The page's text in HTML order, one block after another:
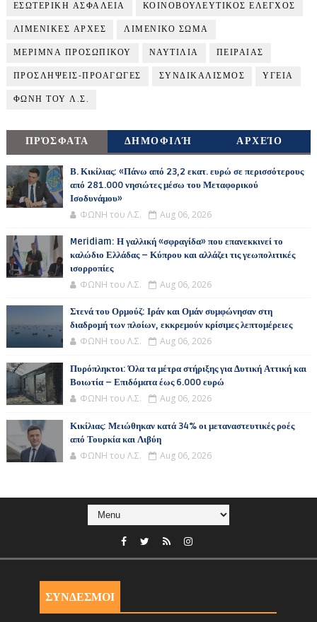
ΕΣΩΤΕΡΙΚΗ ΑΣΦΑΛΕΙΑ ΚΟΙΝΟΒΟΥΛΕΥΤΙΚΟΣ ΕΛΕΓΧΟΣ
ΛΙΜΕΝΙΚΕΣ ΑΡΧΕΣ ΛΙΜΕΝΙΚΟ ΣΩΜΑ
ΜΕΡΙΜΝΑ ΠΡΟΣΩΠΙΚΟΥ ΝΑΥΤΙΛΙΑ ΠΕΙΡΑΙΑΣ
ΠΡΟΣΛΗΨΕΙΣ-ΠΡΟΑΓΩΓΕΣ ΣΥΝΔΙΚΑΛΙΣΜΟΣ ΥΓΕΙΑ
ΦΩΝΗ ΤΟΥ Λ.Σ.
ΠΡΌΣΦΑΤΑ ΔΗΜΟΦΙΛΉ ΑΡΧΕΊΟ
Β. Κικίλιας: «Πάνω από 23,2 εκατ. ευρώ σε περισσότερους
από 281.000 νησιώτες μέσω του Μεταφορικού
Ισοδυνάμου»
ΦΩΝΗ του Λ.Σ. Aug 06, 2026
Meridiam: Η γαλλική «σφραγίδα» που επανεκκινεί το
καλώδιο Ελλάδας – Κύπρου και αλλάζει τις γεωπολιτικές
ισορροπίες
ΦΩΝΗ του Λ.Σ. Aug 06, 2026
Στενά του Ορμούζ: Ιράν και Ομάν συμφώνησαν στη
διαδρομή των πλοίων, εκκρεμούν κρίσιμες λεπτομέρειες
ΦΩΝΗ του Λ.Σ. Aug 06, 2026
Πυρόπληκτοι: Όλα τα μέτρα στήριξης για Δυτική Αττική και
Βοιωτία – Επιδόματα έως 6.000 ευρώ
ΦΩΝΗ του Λ.Σ. Aug 06, 2026
Κικίλιας: Μειώθηκαν κατά 34% οι μεταναστευτικές ροές
από Τουρκία και Λιβύη
ΦΩΝΗ του Λ.Σ. Aug 06, 2026
ΣΥΝΔΕΣΜΟΙ